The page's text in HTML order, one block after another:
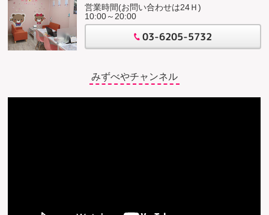
営業時間(お問い合わせは24Ｈ)
10:00～20:00
03-6205-5732
みずべやチャンネル